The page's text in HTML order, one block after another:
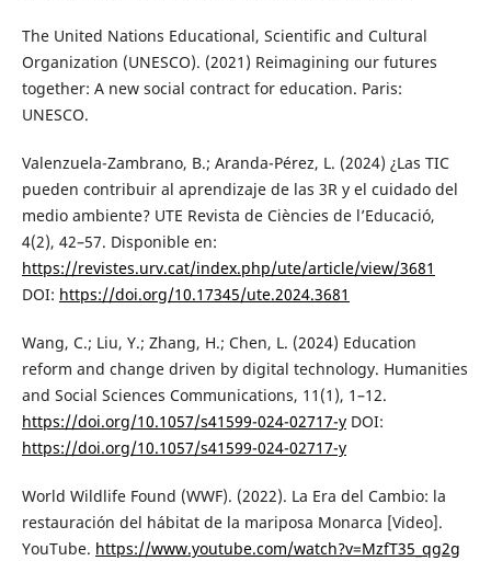
The United Nations Educational, Scientific and Cultural
Organization (UNESCO). (2021) Reimagining our futures
together: A new social contract for education. Paris:
UNESCO.
Valenzuela-Zambrano, B.; Aranda-Pérez, L. (2024) ¿Las TIC
pueden contribuir al aprendizaje de las 3R y el cuidado del
medio ambiente? UTE Revista de Ciències de l’Educació,
4(2), 42–57. Disponible en:
https://revistes.urv.cat/index.php/ute/article/view/3681
DOI: https://doi.org/10.17345/ute.2024.3681
Wang, C.; Liu, Y.; Zhang, H.; Chen, L. (2024) Education
reform and change driven by digital technology. Humanities
and Social Sciences Communications, 11(1), 1–12.
https://doi.org/10.1057/s41599-024-02717-yDOI:
https://doi.org/10.1057/s41599-024-02717-y
World Wildlife Found (WWF). (2022). La Era del Cambio: la
restauración del hábitat de la mariposa Monarca [Video].
YouTube. https://www.youtube.com/watch?v=MzfT35_qg2g